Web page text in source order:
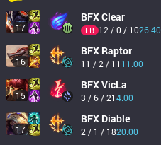
17
BFXClear
FB 12 / 0 / 1026.40
16
BFX Raptor
11 / 2 / 11 11.00
15
BFXVicLa
3 / 6 / 214.00
17
BFX Diable
2 / 1 / 1820.00